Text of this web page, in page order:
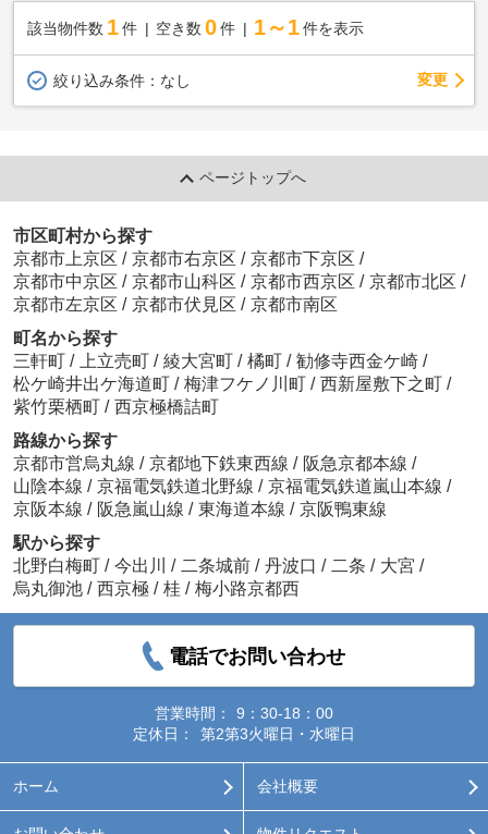
該当物件数 1件 空き数 0 件 1～1 件を表示
絞り込み条件： なし 変更
ページトップへ
市区町村から探す
京都市上京区 / 京都市右京区 / 京都市下京区 /
京都市中京区 / 京都市山科区 / 京都市西京区 / 京都市北区 /
京都市左京区 / 京都市伏見区 / 京都市南区
町名から探す
三軒町 / 上立売町 / 綾大宮町 / 橘町 / 勧修寺西金ケ崎 /
松ケ崎井出ケ海道町 / 梅津フケノ川町 / 西新屋敷下之町 /
紫竹栗栖町 / 西京極橋詰町
路線から探す
京都市営烏丸線 / 京都地下鉄東西線 / 阪急京都本線 /
山陰本線 / 京福電気鉄道北野線 / 京福電気鉄道嵐山本線 /
京阪本線 / 阪急嵐山線 / 東海道本線 / 京阪鴨東線
駅から探す
北野白梅町 / 今出川 / 二条城前 / 丹波口 / 二条 / 大宮 /
烏丸御池 / 西京極 / 桂 / 梅小路京都西
電話でお問い合わせ
営業時間：
9：30-18：00
定休日：
第2第3火曜日・水曜日
ホーム 会社概要